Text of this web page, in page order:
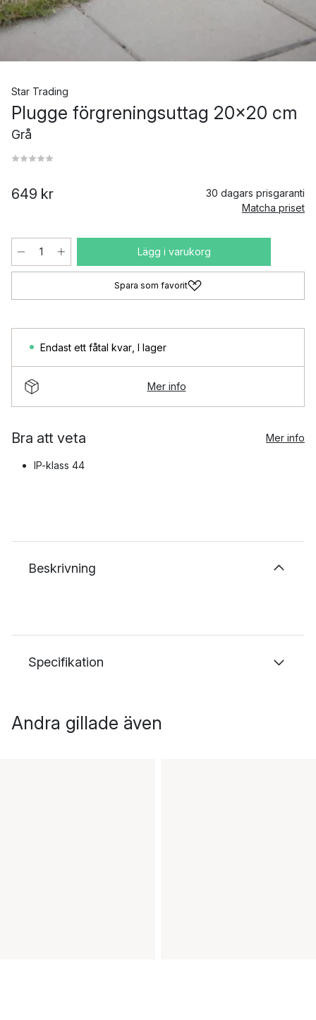
Star Trading
Plugge förgreningsuttag 20x20 cm
Grå
649 kr
30 dagars prisgaranti
Matcha priset
Lägg i varukorg
Spara som favorit
Endast ett fåtal kvar I lager
Mer info
Bra att veta Mer info
IP-klass 44
Beskrivning
Specifikation
Andra gillade även